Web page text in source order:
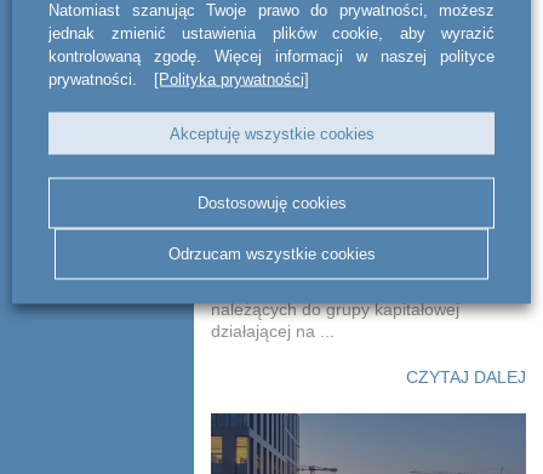
polskiej firmy działającej
w branży fotowoltaicznej
zapewniła kompleksowe wsparcie
podatkowe w związku z transgranicznym
połączeniem spółek celowych
należących do grupy kapitałowej
działającej na ...
CZYTAJ DALEJ
Natomiast szanując Twoje prawo do prywatności, możesz
jednak zmienić ustawienia plików cookie, aby wyrazić
kontrolowaną zgodę. Więcej informacji w naszej polityce
prywatności.
[Polityka prywatności]
Akceptuję wszystkie cookies
Dostosowuję cookies
Odrzucam wszystkie cookies